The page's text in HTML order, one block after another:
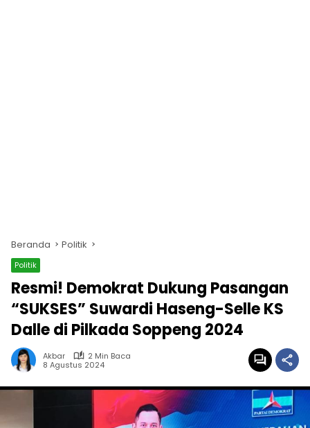
Beranda Politik
Politik
Resmi! Demokrat Dukung Pasangan
“SUKSES” Suwardi Haseng-Selle KS
Dalle di Pilkada Soppeng 2024
Akbar
2 Min Baca
8 Agustus 2024